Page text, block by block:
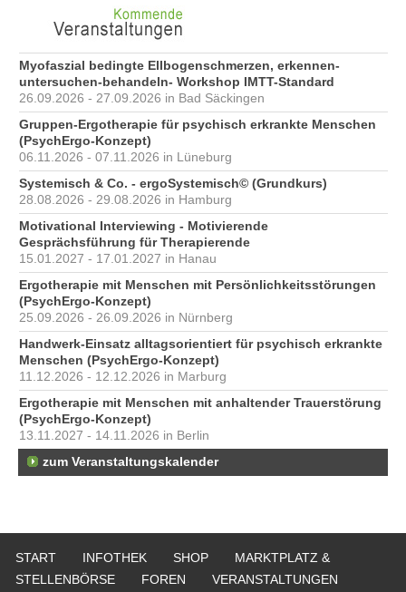
Myofaszial bedingte Ellbogenschmerzen, erkennen-
untersuchen-behandeln- Workshop IMTT-Standard
26.09.2026 - 27.09.2026 in Bad Säckingen
Gruppen-Ergotherapie für psychisch erkrankte Menschen
(PsychErgo-Konzept)
06.11.2026 - 07.11.2026 in Lüneburg
Systemisch & Co. - ergoSystemisch© (Grundkurs)
28.08.2026 - 29.08.2026 in Hamburg
Motivational Interviewing - Motivierende
Gesprächsführung für Therapierende
15.01.2027 - 17.01.2027 in Hanau
Ergotherapie mit Menschen mit Persönlichkeitsstörungen
(PsychErgo-Konzept)
25.09.2026 - 26.09.2026 in Nürnberg
Handwerk-Einsatz alltagsorientiert für psychisch erkrankte
Menschen (PsychErgo-Konzept)
11.12.2026 - 12.12.2026 in Marburg
Ergotherapie mit Menschen mit anhaltender Trauerstörung
(PsychErgo-Konzept)
13.11.2027 - 14.11.2026 in Berlin
zum Veranstaltungskalender
START INFOTHEK SHOP
MARKTPLATZ &
STELLENBÖRSE
FOREN
VERANSTALTUNGEN